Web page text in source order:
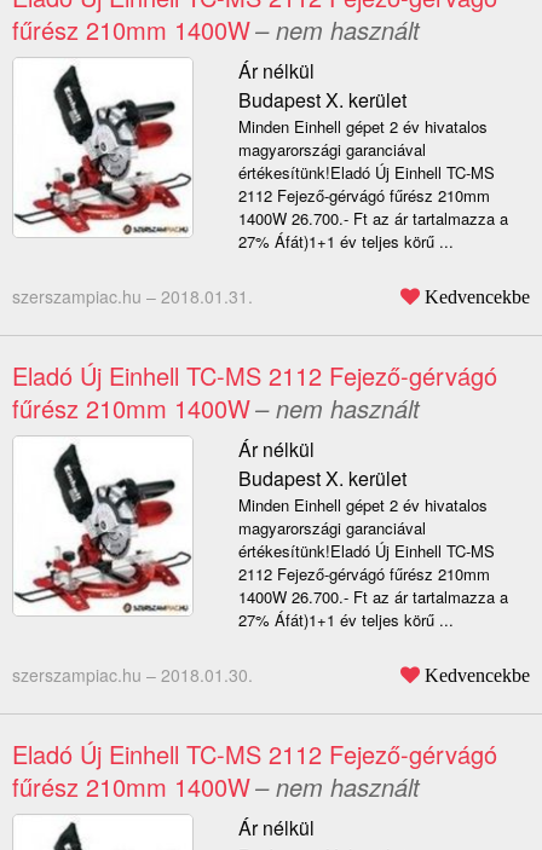
fűrész 210mm 1400W– nem használt
Ár nélkül
Budapest X. kerület
Minden Einhell gépet 2 év hivatalos
magyarországi garanciával
értékesítünk!Eladó Új Einhell TC-MS
2112 Fejező-gérvágó fűrész 210mm
1400W 26.700.- Ft az ár tartalmazza a
27% Áfát)1+1 év teljes körű ...
szerszampiac.hu – 2018.01.31. Kedvencekbe
Eladó Új Einhell TC-MS 2112 Fejező-gérvágó
fűrész 210mm 1400W– nem használt
Ár nélkül
Budapest X. kerület
Minden Einhell gépet 2 év hivatalos
magyarországi garanciával
értékesítünk!Eladó Új Einhell TC-MS
2112 Fejező-gérvágó fűrész 210mm
1400W 26.700.- Ft az ár tartalmazza a
27% Áfát)1+1 év teljes körű ...
szerszampiac.hu – 2018.01.30. Kedvencekbe
Eladó Új Einhell TC-MS 2112 Fejező-gérvágó
fűrész 210mm 1400W– nem használt
Ár nélkül